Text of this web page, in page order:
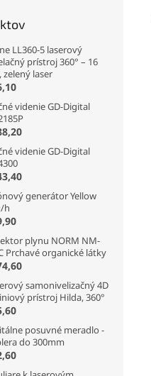
LL360-5 laserový
prístroj 360° – 16
zelený laser
videnie GD-Digital
videnie GD-Digital
generátor Yellow
h
plynu NORM NM-
Prchavé organické látky
samonivelizačný 4D
prístroj Hilda, 360°
posuvné meradlo -
do 300mm